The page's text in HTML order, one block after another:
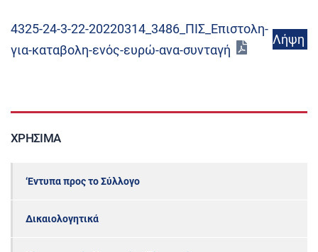
4325-24-3-22-20220314_3486_ΠΙΣ_Επιστολη-
για-καταβολη-ενός-ευρώ-ανα-συνταγή
Λήψη
ΧΡΉΣΙΜΑ
‘Εντυπα προς το Σύλλογο
Δικαιολογητικά